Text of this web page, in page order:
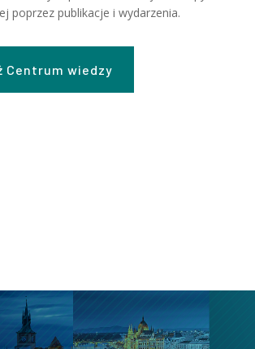
poprzez publikacje i wydarzenia.
Centrum wiedzy